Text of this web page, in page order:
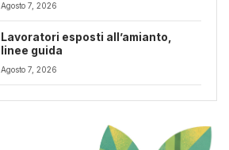
Agosto 7, 2026
Lavoratori esposti all’amianto,
linee guida
Agosto 7, 2026